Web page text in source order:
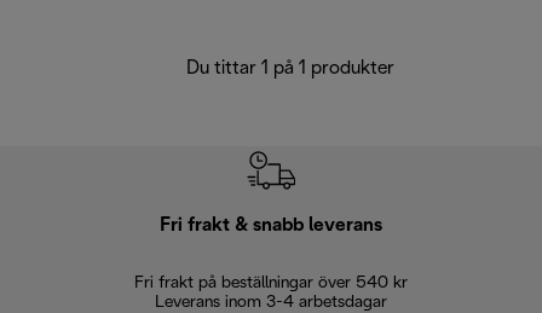
Du tittar 1 på 1 produkter
Fri frakt & snabb leverans
Fri frakt på beställningar över 540 kr
Leverans inom 3-4 arbetsdagar